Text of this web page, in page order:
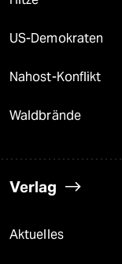
US-Demokraten
Nahost-Konflikt
Waldbrände
Verlag
Aktuelles